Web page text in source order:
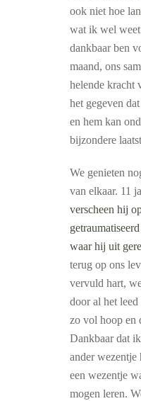
ook niet hoe
wat ik wel
dankbaar ben
maand, ons
helende kracht
het gegeven
en hem kan
bijzondere
We genieten
van elkaar. 11
verscheen hij
waar hij uit
terug op ons
vervuld hart,
door al het
zo vol hoop en
Dankbaar dat
ander wezentje
een wezentje
mogen leren.